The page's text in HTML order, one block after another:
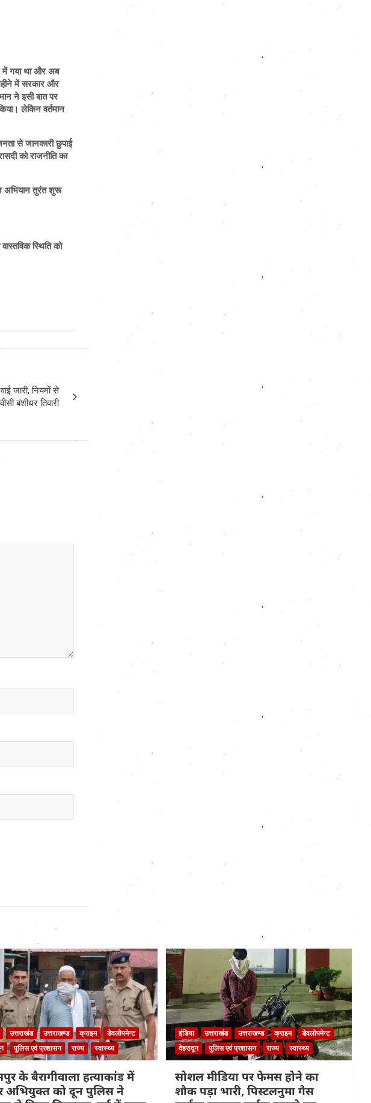
में गया था और अब
में सरकार और
ने इसी बात पर
लेकिन वर्तमान
से जानकारी छुपाई
को राजनीति का
अभियान तुरंत शुरू
स्थिति को
जारी, नियमों से
बंशीधर तिवारी
उत्तराखंड उत्तराखण्ड क्राइम
डेवलोपमेन्ट
पुलिस एवं प्रशासन राज्य स्वास्थ्य
के बैरागीवाला हत्याकांड में
अभियुक्त को दून पुलिस ने
इंडिया उत्तराखंड उत्तराखण्ड क्राइम
डेवलोपमेन्ट
देहरादून
पुलिस एवं प्रशासन राज्य स्वास्थ्य
सोशल मीडिया पर फेमस होने का
शौक पड़ा भारी, पिस्टलनुमा गैस